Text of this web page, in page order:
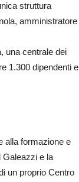
struttura
amministratore
una centrale dei
1.300 dipendenti e
alla formazione e
Galeazzi e la
un proprio Centro